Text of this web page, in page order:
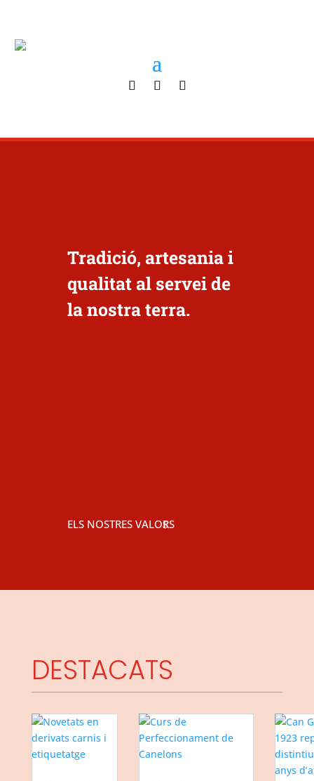
Tradició, artesania i
qualitat al servei de
la nostra terra.
ELS NOSTRES VALORS
DESTACATS